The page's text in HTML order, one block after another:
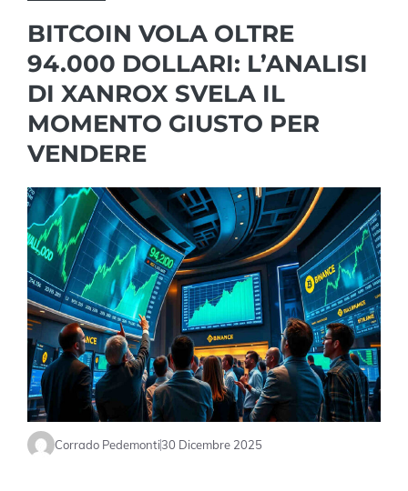
BITCOIN VOLA OLTRE
94.000 DOLLARI: L’ANALISI
DI XANROX SVELA IL
MOMENTO GIUSTO PER
VENDERE
Corrado Pedemonti30 Dicembre 2025